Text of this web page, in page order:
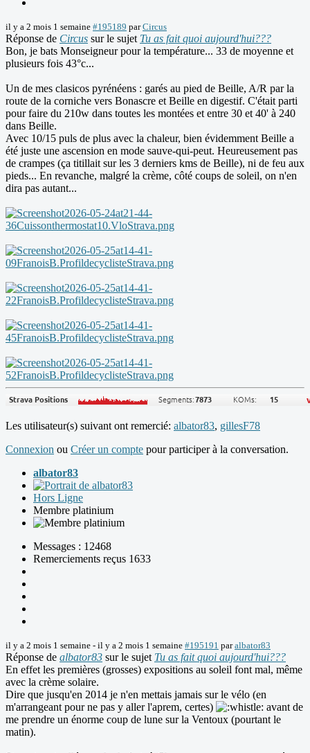
il y a 2 mois 1 semaine #195189 parCircus
Réponse de Circus sur le sujet Tu as fait quoi aujourd'hui???
Bon, je bats Monseigneur pour la température... 33 de moyenne et
plusieurs fois 43°c...
Un de mes clasicos pyrénéens : garés au pied de Beille, A/R par la
route de la corniche vers Bonascre et Beille en digestif. C'était parti
pour faire du 210w dans toutes les montées et entre 30 et 40' à 240
dans Beille.
Avec 10/15 puls de plus avec la chaleur, bien évidemment Beille a
été juste une ascension en mode sauve-qui-peut. Heureusement pas
de crampes (ça titillait sur les 3 derniers kms de Beille), ni de feu aux
pieds... En revanche, malgré la crème, côté coups de soleil, on n'en
dira pas autant...
Les utilisateur(s) suivant ont remercié: albator83, gillesF78
Connexion ou Créer un compte pour participer à la conversation.
albator83
Hors Ligne
Membre platinium
Messages : 12468
Remerciements reçus 1633
il y a 2 mois 1 semaine - il y a 2 mois 1 semaine #195191 paralbator83
Réponse de albator83 sur le sujet Tu as fait quoi aujourd'hui???
En effet les premières (grosses) expositions au soleil font mal, même
avec la crème solaire.
Dire que jusqu'en 2014 je n'en mettais jamais sur le vélo (en
m'arrangeant pour ne pas y aller l'aprem, certes)
avant de
me prendre un énorme coup de lune sur la Ventoux (pourtant le
matin).